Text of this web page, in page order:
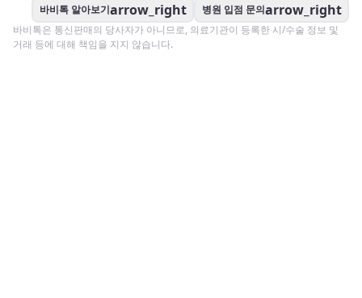
바비톡 알아보기arrow_right 병원 입점 문의arrow_right
바비톡은 통신판매의 당사자가 아니므로, 의료기관이 등록한 시/수술 정보 및
거래 등에 대해 책임을 지지 않습니다.